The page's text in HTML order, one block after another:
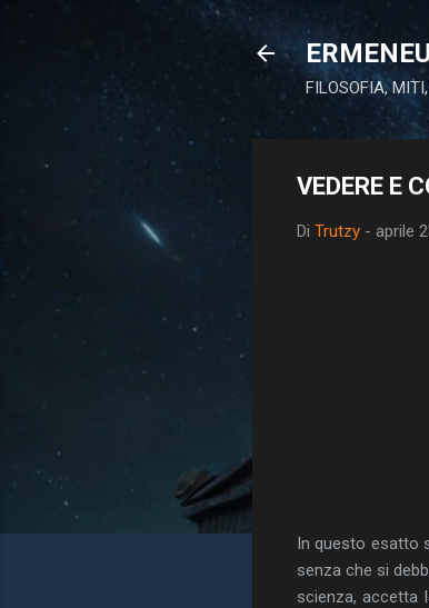
FILOSOFIA,
VEDERE E
Di Trutzy - aprile
In questo esatto
senza che si
scienza, accetta